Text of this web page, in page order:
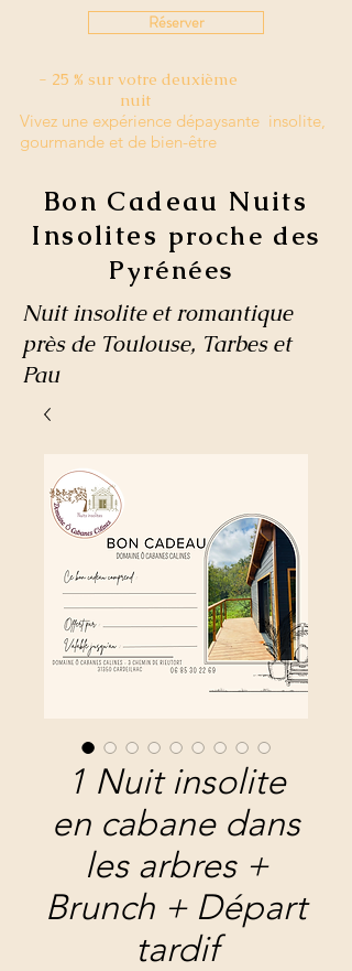
Réserver
- 25 % sur votre deuxième
nuit
Vivez une expérience dépaysante insolite,
gourmande et de bien-être
Bon Cadeau Nuits
Insolites proche des
Pyrénées
Nuit insolite et romantique
près de Toulouse, Tarbes et
Pau
1 Nuit insolite
en cabane dans
les arbres +
Brunch + Départ
tardif